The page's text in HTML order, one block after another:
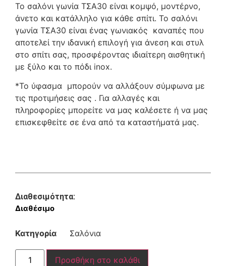
Το σαλόνι γωνία ΤΣΑ30 είναι κομψό, μοντέρνο,
άνετο και κατάλληλο για κάθε σπίτι. Το σαλόνι
γωνία ΤΣΑ30 είναι ένας γωνιακός καναπές που
αποτελεί την ιδανική επιλογή για άνεση και στυλ
στο σπίτι σας, προσφέροντας ιδιαίτερη αισθητική
με ξύλο και το πόδι inox.
*Το ύφασμα μπορούν να αλλάξουν σύμφωνα με
τις προτιμήσεις σας . Για αλλαγές και
πληροφορίες μπορείτε να μας καλέσετε ή να μας
επισκεφθείτε σε ένα από τα καταστήματά μας.
Διαθεσιμότητα:
Διαθέσιμο
Κατηγορία Σαλόνια
Προσθήκη στο καλάθι